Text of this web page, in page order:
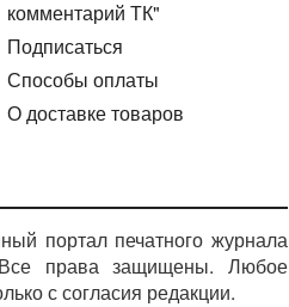
комментарий ТК"
Подписаться
Способы оплаты
О доставке товаров
портал печатного журнала
права защищены. Любое
с согласия редакции.